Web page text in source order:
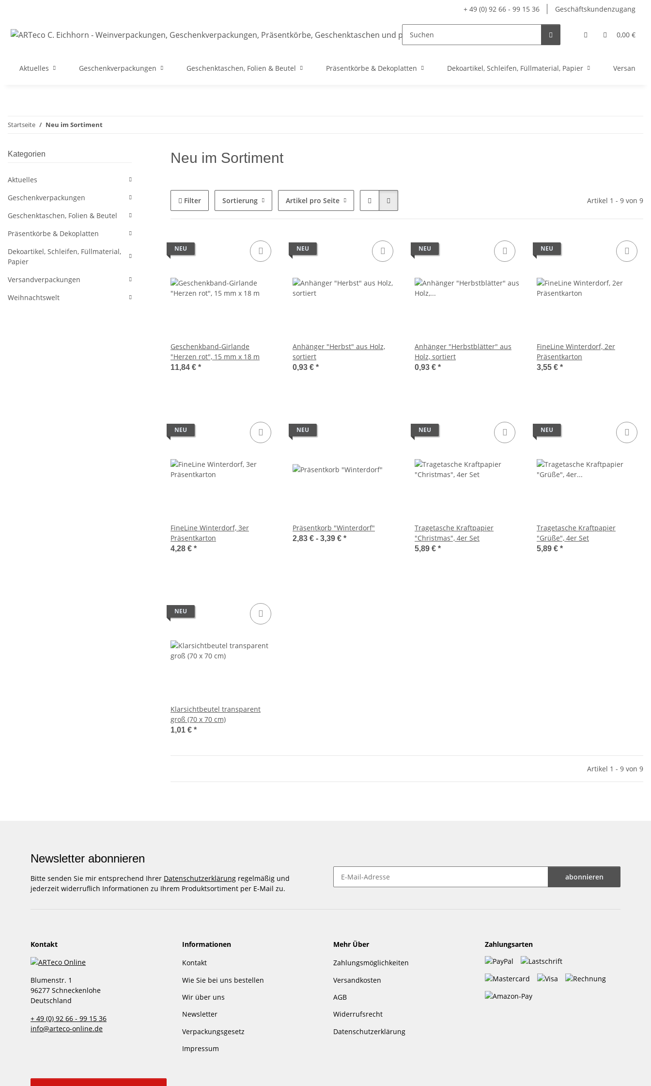
+ 49 (0) 92 66 - 99 15 36 Geschäftskundenzugang
0,00 €
Aktuelles Geschenkverpackungen Geschenktaschen, Folien & Beutel Präsentkörbe & Dekoplatten Dekoartikel, Schleifen, Füllmaterial, Papier
Startseite Neu im Sortiment
Neu im Sortiment
Filter Sortierung Artikel pro Seite Artikel 1 - 9 von 9
NEU
Geschenkband-Girlande
"Herzen rot", 15 mm x 18 m
11,84 € *
NEU
Anhänger "Herbst" aus Holz,
sortiert
0,93 € *
NEU
Anhänger "Herbstblätter" aus
Holz, sortiert
0,93 € *
NEU
FineLine Winterdorf, 2er
Präsentkarton
3,55 € *
NEU
FineLine Winterdorf, 3er
Präsentkarton
4,28 € *
NEU
Präsentkorb "Winterdorf"
2,83 € - 3,39 € *
NEU
Tragetasche Kraftpapier
"Christmas", 4er Set
5,89 € *
NEU
Tragetasche Kraftpapier
"Grüße", 4er Set
5,89 € *
NEU
Klarsichtbeutel transparent
groß (70 x 70 cm)
1,01 € *
Artikel 1 - 9 von 9
Kategorien
Aktuelles
Geschenkverpackungen
Geschenktaschen, Folien & Beutel
Präsentkörbe & Dekoplatten
Dekoartikel, Schleifen, Füllmaterial,
Papier
Versandverpackungen
Weihnachtswelt
Newsletter abonnieren
Bitte senden Sie mir entsprechend Ihrer Datenschutzerklärung regelmäßig und
jederzeit widerruflich Informationen zu Ihrem Produktsortiment per E-Mail zu.
abonnieren
Kontakt
Blumenstr. 1
96277 Schneckenlohe
Deutschland
+ 49 (0) 92 66 - 99 15 36
info@arteco-online.de
Informationen
Kontakt
Wie Sie bei uns bestellen
Wir über uns
Newsletter
Verpackungsgesetz
Impressum
Mehr Über
Zahlungsmöglichkeiten
Versandkosten
AGB
Widerrufsrecht
Datenschutzerklärung
Zahlungsarten